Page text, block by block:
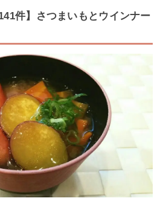
件】さつまいもとウインナー